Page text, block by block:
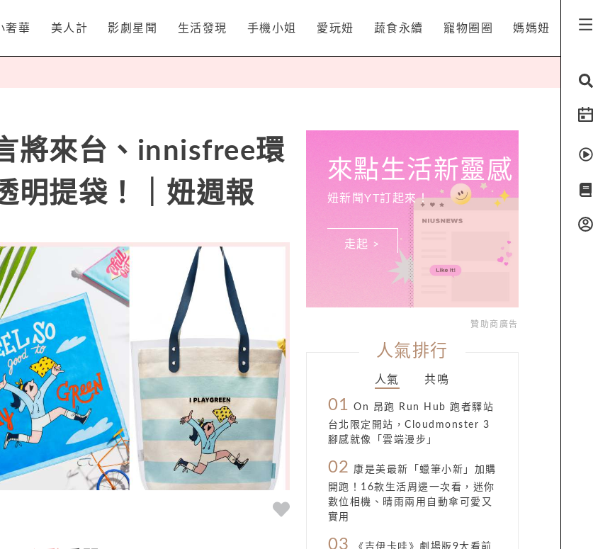
奢華 美人計 影劇星聞 生活發現 手機小姐 愛玩妞 蔬食永續 寵物圈圈 媽媽妞
將來台、innisfree環
明提袋！｜妞週報
來點生活新靈感
妞新聞YT訂起來！
走起 >
贊助商廣告
人氣排行
人氣 共鳴
01 On 昂跑 Run Hub 跑者驛站
台北限定開站，Cloudmonster 3
腳感就像「雲端漫步」
02
康是美最新「蠟筆小新」加購
開跑！16款生活周邊一次看，迷你
數位相機、晴雨兩用自動傘可愛又
實用
03
《吉伊卡哇》劇場版9大看前